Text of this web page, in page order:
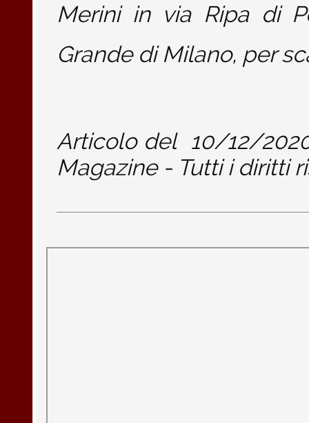
Merini in via Ripa di
Grande di Milano, per
Articolo del 10/12/
Magazine - Tutti i diritti